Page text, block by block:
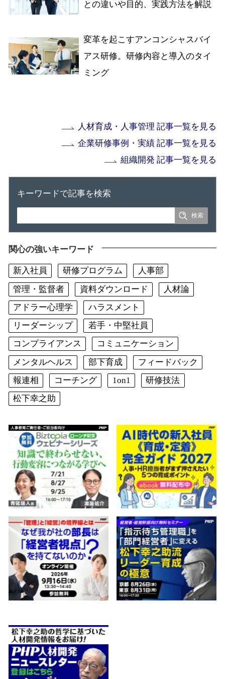
との違いや目的、実践方法を解説
変革を起こすアンコンシャスバイ
アス研修。研修内容と導入のタイ
ミング
人材育成・人事管理 記事一覧を見る
企業研修事例・実績 記事一覧を見る
組織開発 記事一覧を見る
キーワードで記事を検索
関心の強いキーワード
新入社員 研修プログラム
人事部
管理・監督者
資料ダウンロード
人材論
アドラー心理学
ハラスメント
リーダーシップ
若手・中堅社員
コンプライアンス
コミュニケーション
メンタルヘルス
部下育成
フィードバック
報連相
コーチング 1on1
研修技法
松下幸之助